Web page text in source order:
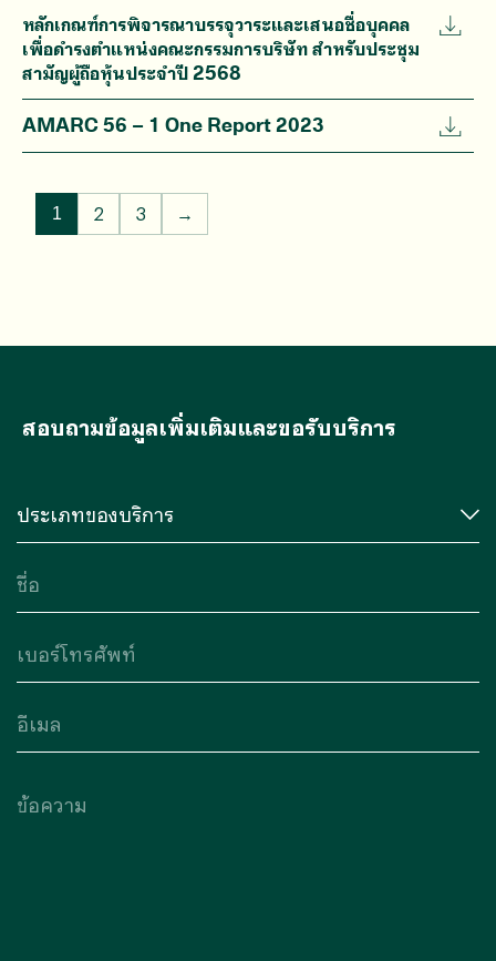
หลักเกณฑ์การพิจารณาบรรจุวาระและเสนอชื่อบุคคล
เพื่อดำรงตำแหน่งคณะกรรมการบริษัท สำหรับประชุม
สามัญผู้ถือหุ้นประจำปี 2568
AMARC 56 – 1 One Report 2023
1 2 3 →
สอบถามข้อมูลเพิ่มเติมและขอรับบริการ